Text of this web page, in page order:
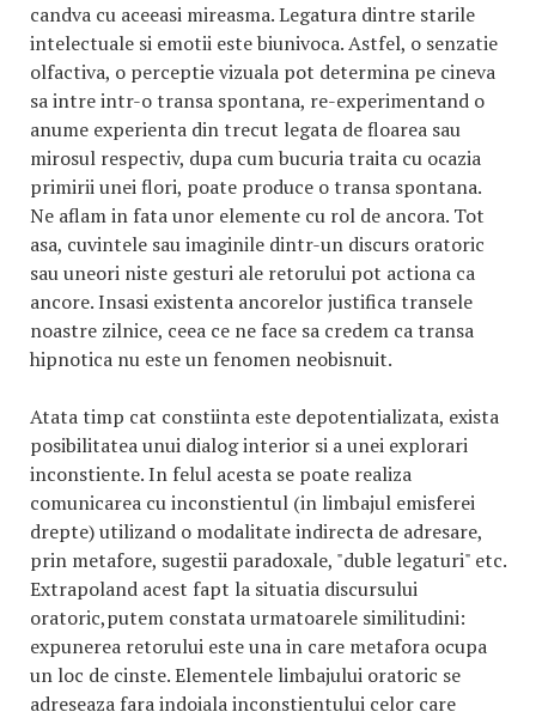
candva cu aceeasi mireasma. Legatura dintre starile
intelectuale si emotii este biunivoca. Astfel, o senzatie
olfactiva, o perceptie vizuala pot determina pe cineva
sa intre intr-o transa spontana, re-experimentand o
anume experienta din trecut legata de floarea sau
mirosul respectiv, dupa cum bucuria traita cu ocazia
primirii unei flori, poate produce o transa spontana.
Ne aflam in fata unor elemente cu rol de ancora. Tot
asa, cuvintele sau imaginile dintr-un discurs oratoric
sau uneori niste gesturi ale retorului pot actiona ca
ancore. Insasi existenta ancorelor justifica transele
noastre zilnice, ceea ce ne face sa credem ca transa
hipnotica nu este un fenomen neobisnuit.
Atata timp cat constiinta este depotentializata, exista
posibilitatea unui dialog interior si a unei explorari
inconstiente. In felul acesta se poate realiza
comunicarea cu inconstientul (in limbajul emisferei
drepte) utilizand o modalitate indirecta de adresare,
prin metafore, sugestii paradoxale, "duble legaturi" etc.
Extrapoland acest fapt la situatia discursului
oratoric,putem constata urmatoarele similitudini:
expunerea retorului este una in care metafora ocupa
un loc de cinste. Elementele limbajului oratoric se
adreseaza fara indoiala inconstientului celor care